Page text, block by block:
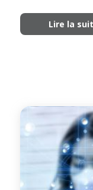
Lire la